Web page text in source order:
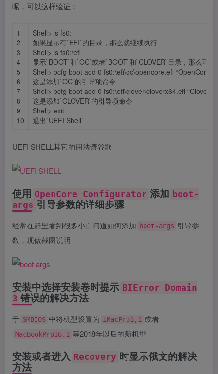
呢，可以这样验证：
1
2
3
4
5
6
7
8
9
10
Shell> ls fs0:
如果显示有`EFI`的目录，那么就继续执行
Shell> ls fs0:\efi
显示`BOOT`和`OC`或者`BOOT`和`CLOVER`目录，那么可
Shell> bcfg boot add 0 fs0:\efi\oc\opencore.efi “OpenCore
这是添加`OC`的引导项命令
Shell> bcfg boot add 0 fs0:\efi\clover\cloverx64.efi “Clover
这是添加`CLOVER`的引导项命令
Shell> exit
退出`UEFI Shell`
UEFI SHELL其它的用法请谷歌
使用 OpenCore Configurator 添加 boot-
args 引导参数的详细步骤
经常在群里看到很多小白问道如何添加 boot-args 引导参
数，现做截图说明
安装中选择安装卷时提示 BIError Domain
3 错误的解决方法
于 SMBIOS 中将机型设置为 iMacPro1,1 或者
MacBookPro16,1 等2018年以后的新机型
安装或者进入 Recovery 时显示俄文的解决
方法